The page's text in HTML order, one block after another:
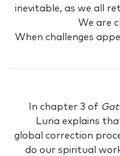
inevitable, as we all
We are
When challenges
In chapter 3 of
Luria explains
global correction
do our spiritual